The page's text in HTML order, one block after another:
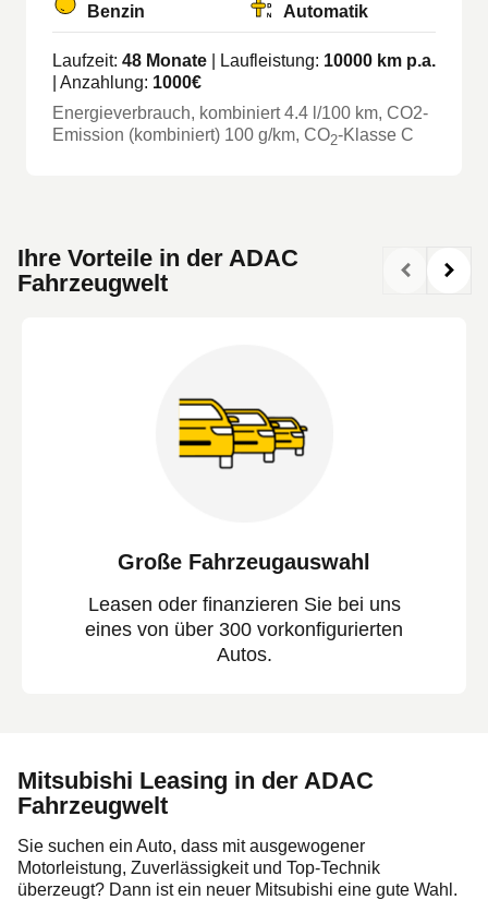
Benzin Automatik
Laufzeit: 48 Monate | Laufleistung: 10000 km p.a.
| Anzahlung: 1000€
Energieverbrauch, kombiniert4.4 l/100 km, CO2-
Emission (kombiniert) 100 g/km, CO2-Klasse C
Ihre Vorteile in der ADAC
Fahrzeugwelt
Große Fahrzeugauswahl
Leasen oder finanzieren Sie bei uns
eines von über 300 vorkonfigurierten
Autos.
Mitsubishi Leasing in der ADAC
Fahrzeugwelt
Sie suchen ein Auto, dass mit ausgewogener
Motorleistung, Zuverlässigkeit und Top-Technik
überzeugt? Dann ist ein neuer Mitsubishi eine gute Wahl.